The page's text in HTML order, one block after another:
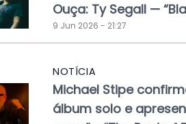
Ouça: Ty Segall —
9 Jun 2026 - 21:27
NOTÍCIA
Michael Stipe
álbum solo e